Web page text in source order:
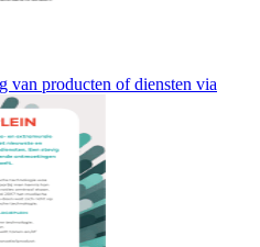
van producten of diensten via